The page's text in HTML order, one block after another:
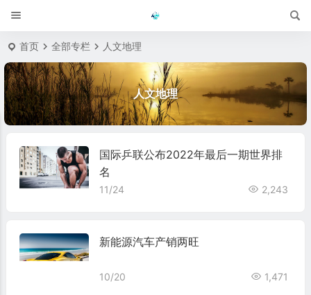
首页 全部专栏 人文地理
人文地理
国际乒联公布2022年最后一期世界排
名
11/24 2,243
新能源汽车产销两旺
10/20 1,471